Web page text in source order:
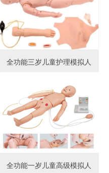
全功能三岁儿童护理模拟人
全功能一岁儿童高级模拟人